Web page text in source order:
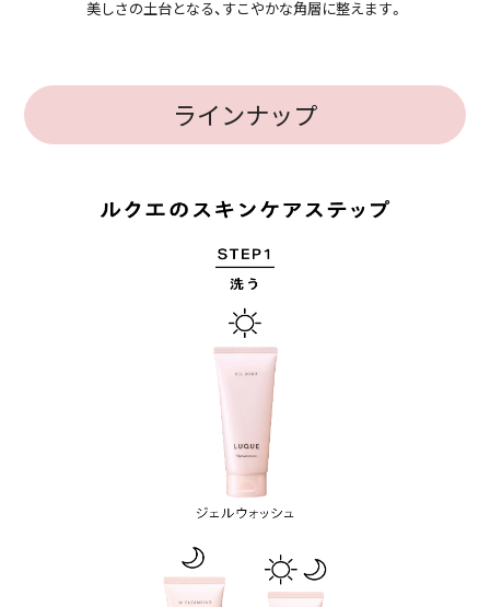
美しさの土台となる、すこやかな角層に整えます。
ラインナップ